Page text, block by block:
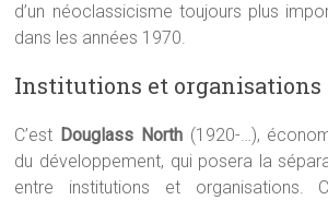
d’un néoclassicisme toujours plus
dans les années 1970.
Institutions et organisations
C’est Douglass North(1920-…),
du développement, qui posera la
entre institutions et organisations.